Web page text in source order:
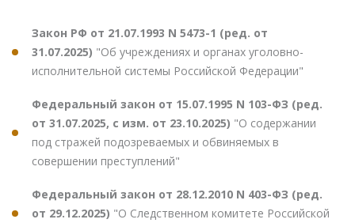
Закон РФ от 21.07.1993 N 5473-1 (ред. от
31.07.2025) "Об учреждениях и органах уголовно-
исполнительной системы Российской Федерации"
Федеральный закон от 15.07.1995 N 103-ФЗ (ред.
от 31.07.2025, с изм. от 23.10.2025) "О содержании
под стражей подозреваемых и обвиняемых в
совершении преступлений"
Федеральный закон от 28.12.2010 N 403-ФЗ (ред.
от 29.12.2025) "О Следственном комитете Российской